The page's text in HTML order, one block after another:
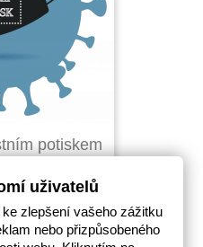
potiskem
uživatelů
zlepšení vašeho zážitku
nebo přizpůsobeného